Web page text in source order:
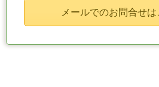
メールでのお問合せは